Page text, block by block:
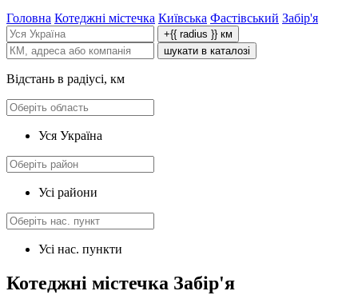
Головна Котеджні містечка Київська Фастівський Забір'я
+{{ radius }} км
шукати в каталозі
Відстань в радіусі, км
Уся Україна
Усі райони
Усі нас. пункти
Котеджні містечка Забір'я